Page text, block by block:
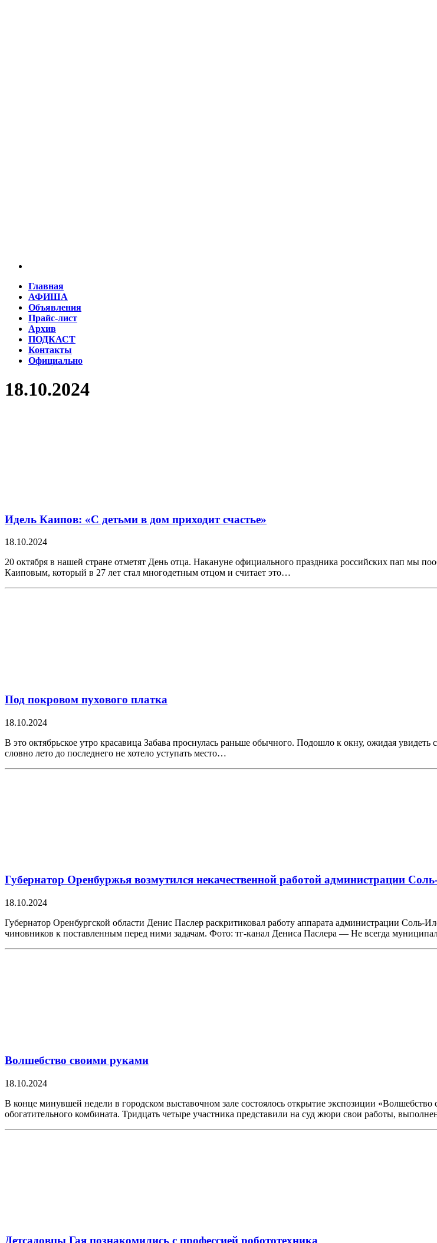
Главная
АФИША
Объявления
Прайс-лист
Архив
ПОДКАСТ
Контакты
Официально
18.10.2024
Идель Каипов: «С детьми в дом приходит счастье»
18.10.2024
20 октября в нашей стране отметят День отца. Накануне официального праздника российских пап мы
Каиповым, который в 27 лет стал многодетным отцом и считает это…
Под покровом пухового платка
18.10.2024
В это октябрьское утро красавица Забава проснулась раньше обычного. Подошло к окну, ожидая
словно лето до последнего не хотело уступать место…
Губернатор Оренбуржья возмутился некачественной работой администрации
18.10.2024
Губернатор Оренбургской области Денис Паслер раскритиковал работу аппарата администрации Соль-
чиновников к поставленным перед ними задачам. Фото: тг-канал Дениса Паслера — Не всегда
Волшебство своими руками
18.10.2024
В конце минувшей недели в городском выставочном зале состоялось открытие экспозиции
обогатительного комбината. Тридцать четыре участника представили на суд жюри свои работы,